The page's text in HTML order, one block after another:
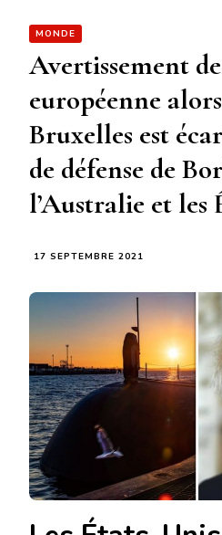
MONDE
Avertissement
européenne
Bruxelles est
de défense de
l’Australie et les
17 SEPTEMBRE 2021